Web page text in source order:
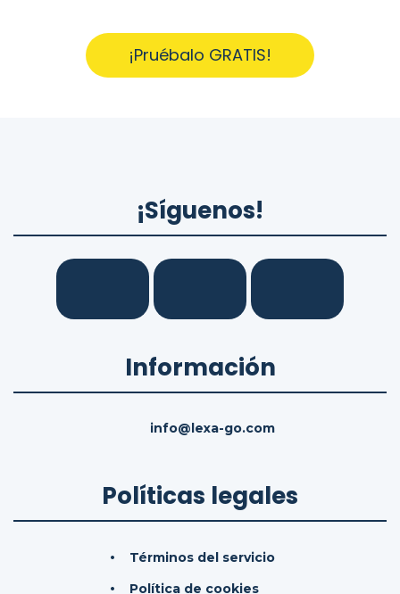
¡Pruébalo GRATIS!
¡Síguenos!
Información
info@lexa-go.com
Políticas legales
Términos del servicio
Política de cookies